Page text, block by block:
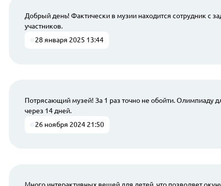
Добрый день! Фактически в музии находится сотрудник с
участников.
28 января 2025 13:44
Потрясающий музей! За 1 раз точно не обойти. Олимпиаду
через 14 дней.
26 ноября 2024 21:50